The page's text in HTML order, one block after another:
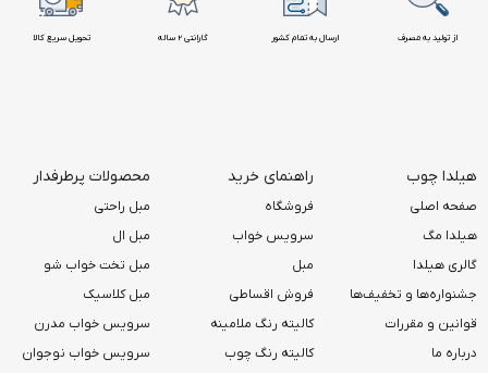
تحویل سریع کالا گارانتی 2 ساله ارسال به تمام کشور از تولید به مصرف
هیلدا چوب
صفحه اصلی
هیلدا مگ
گالری هیلدا
جشنواره‌ها و تخفیف‌ها
قوانین و مقررات
درباره ما
راهنمای خرید
فروشگاه
سرویس خواب
مبل
فروش اقساطی
کالیته رنگ ملامینه
کالیته رنگ چوب
محصولات پرطرفدار
مبل راحتی
مبل ال
مبل تخت خواب شو
مبل کلاسیک
سرویس خواب مدرن
سرویس خواب نوجوان